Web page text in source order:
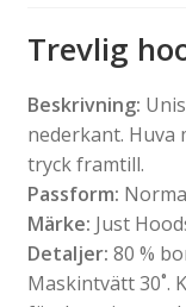
Trevlig
Beskrivning:
nederkant. Huva
tryck framtill.
Passform:
Märke: Just
Detaljer: 80 %
Maskintvätt 30˚.